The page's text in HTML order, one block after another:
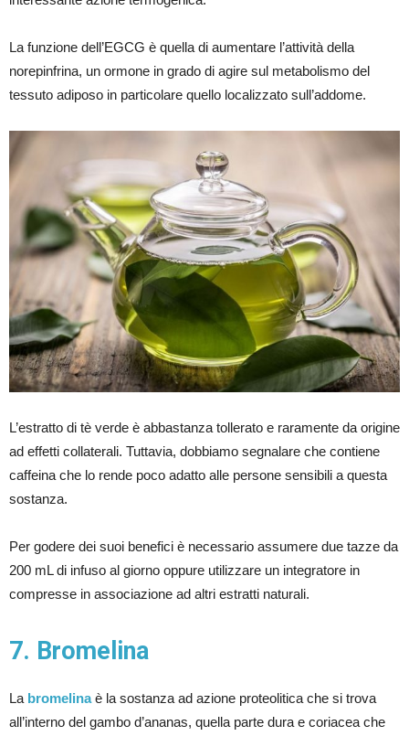
La funzione dell’EGCG è quella di aumentare l’attività della
norepinfrina, un ormone in grado di agire sul metabolismo del
tessuto adiposo in particolare quello localizzato sull’addome.
L’estratto di tè verde è abbastanza tollerato e raramente da origine
ad effetti collaterali. Tuttavia, dobbiamo segnalare che contiene
caffeina che lo rende poco adatto alle persone sensibili a questa
sostanza.
Per godere dei suoi benefici è necessario assumere due tazze da
200 mL di infuso al giorno oppure utilizzare un integratore in
compresse in associazione ad altri estratti naturali.
7. Bromelina
La bromelinaè la sostanza ad azione proteolitica che si trova
all’interno del gambo d’ananas, quella parte dura e coriacea che